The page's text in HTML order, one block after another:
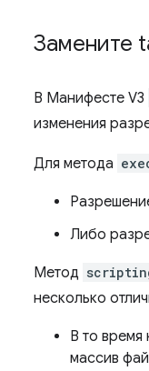
Замените
В Манифесте V3
изменения
Для метода
Либо
Метод
несколько
В то время
массив